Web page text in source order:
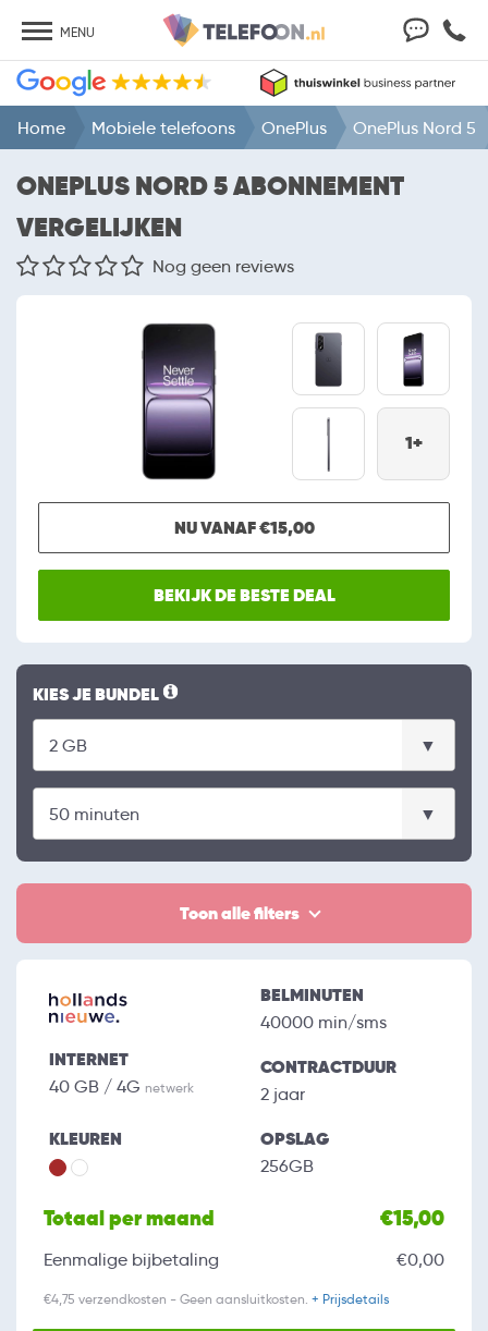
MENU
Home Mobiele telefoons OnePlus OnePlus Nord 5
ONEPLUS NORD 5 ABONNEMENT
VERGELIJKEN
Nog geen reviews
1+
NU VANAF €15,00
BEKIJK DE BESTE DEAL
KIES JE BUNDEL
Toon alle filters
INTERNET
40 GB / 4G netwerk
BELMINUTEN
40000 min/sms
CONTRACTDUUR
2 jaar
KLEUREN OPSLAG
256GB
Totaal per maand €15,00
Eenmalige bijbetaling €0,00
€4,75 verzendkosten - Geen aansluitkosten. + Prijsdetails